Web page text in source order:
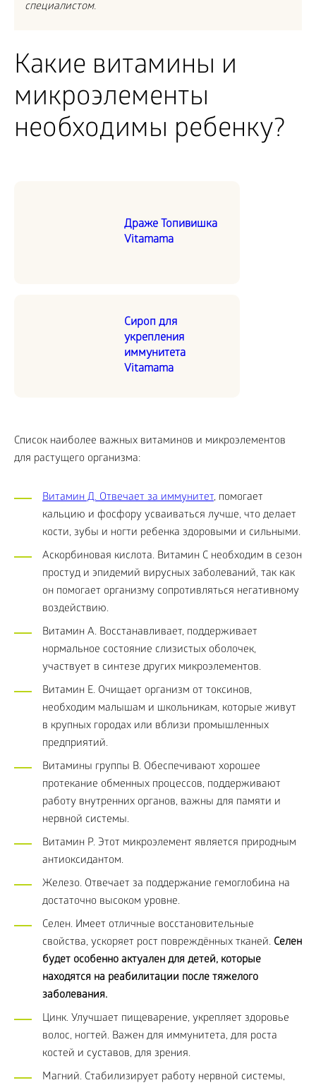
специалистом.
Какие витамины и
микроэлементы
необходимы ребенку?
Драже Топивишка
Vitamama
Сироп для
укрепления
иммунитета
Vitamama
Список наиболее важных витаминов и микроэлементов
для растущего организма:
Витамин Д. Отвечает за иммунитет, помогает
кальцию и фосфору усваиваться лучше, что делает
кости, зубы и ногти ребенка здоровыми и сильными.
Аскорбиновая кислота. Витамин С необходим в сезон
простуд и эпидемий вирусных заболеваний, так как
он помогает организму сопротивляться негативному
воздействию.
Витамин А. Восстанавливает, поддерживает
нормальное состояние слизистых оболочек,
участвует в синтезе других микроэлементов.
Витамин Е. Очищает организм от токсинов,
необходим малышам и школьникам, которые живут
в крупных городах или вблизи промышленных
предприятий.
Витамины группы В. Обеспечивают хорошее
протекание обменных процессов, поддерживают
работу внутренних органов, важны для памяти и
нервной системы.
Витамин Р. Этот микроэлемент является природным
антиоксидантом.
Железо. Отвечает за поддержание гемоглобина на
достаточно высоком уровне.
Селен. Имеет отличные восстановительные
свойства, ускоряет рост повреждённых тканей. Селен
будет особенно актуален для детей, которые
находятся на реабилитации после тяжелого
заболевания.
Цинк. Улучшает пищеварение, укрепляет здоровье
волос, ногтей. Важен для иммунитета, для роста
костей и суставов, для зрения.
Магний. Стабилизирует работу нервной системы,